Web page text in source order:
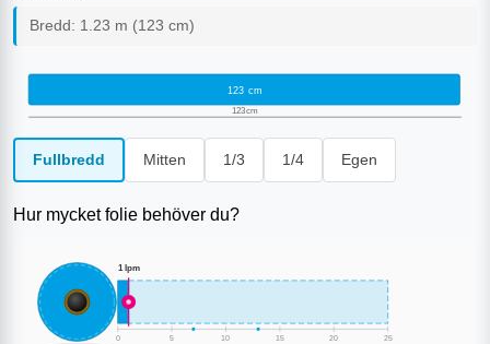
Bredd: 1.23 m (123 cm)
123 cm
123cm
Fullbredd Mitten 1/3 1/4 Egen
Hur mycket folie behöver du?
1lpm
0 5 10 15 20 25